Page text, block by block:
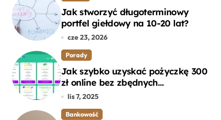
Jak stworzyć długoterminowy
portfel giełdowy na 10-20 lat?
cze 23, 2026
Porady
Jak szybko uzyskać pożyczkę 300
zł online bez zbędnych
formalności?
lis 7, 2025
Bankowość